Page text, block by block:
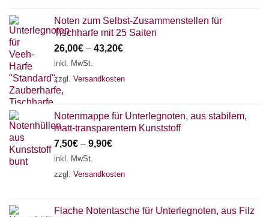
Noten zum Selbst-Zusammenstellen für
Tischharfe mit 25 Saiten
26,00€ – 43,20€
inkl. MwSt.
zzgl. Versandkosten
Notenmappe für Unterlegnoten, aus stabilem,
matt-transparentem Kunststoff
7,50€ – 9,90€
inkl. MwSt.
zzgl. Versandkosten
Flache Notentasche für Unterlegnoten, aus Filz